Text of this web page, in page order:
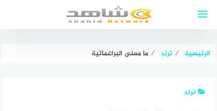
الرئيسية ⁄ ترند ⁄ ما معنى البراغماتية
ترند